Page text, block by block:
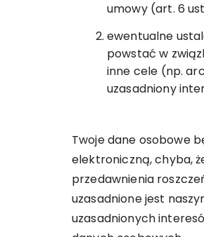
umowy (art. 6
ewentualne
powstać w
inne cele (np.
uzasadniony
Twoje dane osobowe
elektroniczną, chyba,
przedawnienia
uzasadnione jest
uzasadnionych